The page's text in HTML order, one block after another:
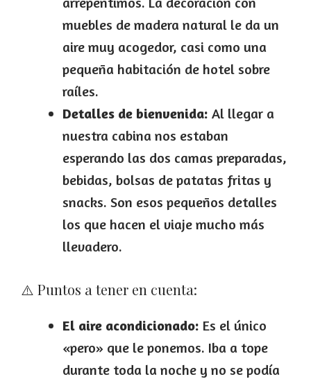
muebles de madera natural le da un
aire muy acogedor, casi como una
pequeña habitación de hotel sobre
raíles.
Detalles de bienvenida: Al llegar a
nuestra cabina nos estaban
esperando las dos camas preparadas,
bebidas, bolsas de patatas fritas y
snacks. Son esos pequeños detalles
los que hacen el viaje mucho más
llevadero.
⚠️ Puntos a tener en cuenta:
El aire acondicionado: Es el único
«pero» que le ponemos. Iba a tope
durante toda la noche y no se podía